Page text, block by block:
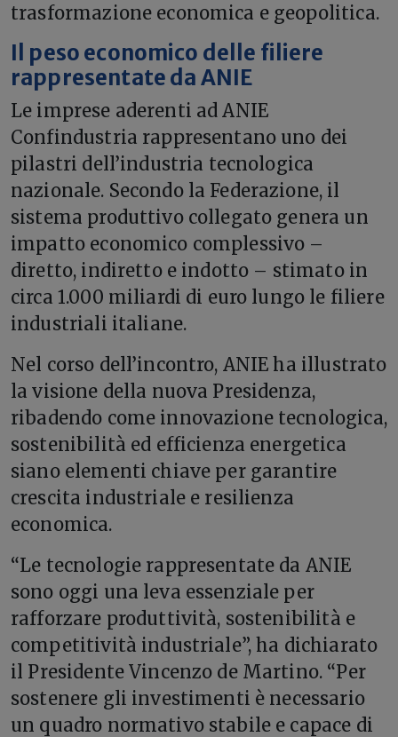
trasformazione economica e geopolitica.
Il peso economico delle filiere
rappresentate da ANIE
Le imprese aderenti ad ANIE
Confindustria rappresentano uno dei
pilastri dell’industria tecnologica
nazionale. Secondo la Federazione, il
sistema produttivo collegato genera un
impatto economico complessivo –
diretto, indiretto e indotto – stimato in
circa 1.000 miliardi di euro lungo le filiere
industriali italiane.
Nel corso dell’incontro, ANIE ha illustrato
la visione della nuova Presidenza,
ribadendo come innovazione tecnologica,
sostenibilità ed efficienza energetica
siano elementi chiave per garantire
crescita industriale e resilienza
economica.
“Le tecnologie rappresentate da ANIE
sono oggi una leva essenziale per
rafforzare produttività, sostenibilità e
competitività industriale”, ha dichiarato
il Presidente Vincenzo de Martino. “Per
sostenere gli investimenti è necessario
un quadro normativo stabile e capace di